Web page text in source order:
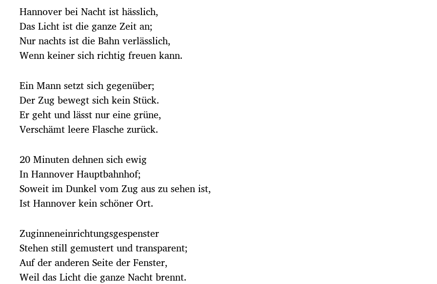
Hannover bei Nacht ist hässlich,
Das Licht ist die ganze Zeit an;
Nur nachts ist die Bahn verlässlich,
Wenn keiner sich richtig freuen kann.
Ein Mann setzt sich gegenüber;
Der Zug bewegt sich kein Stück.
Er geht und lässt nur eine grüne,
Verschämt leere Flasche zurück.
20 Minuten dehnen sich ewig
In Hannover Hauptbahnhof;
Soweit im Dunkel vom Zug aus zu sehen ist,
Ist Hannover kein schöner Ort.
Zuginneneinrichtungsgespenster
Stehen still gemustert und transparent;
Auf der anderen Seite der Fenster,
Weil das Licht die ganze Nacht brennt.